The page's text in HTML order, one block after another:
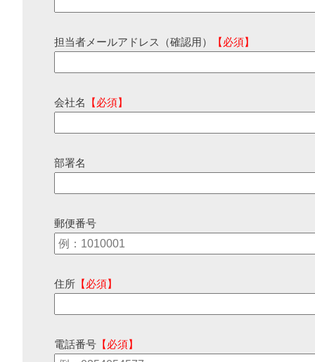
担当者メールアドレス（確認用） 【必須】
会社名 【必須】
部署名
郵便番号
住所 【必須】
電話番号 【必須】